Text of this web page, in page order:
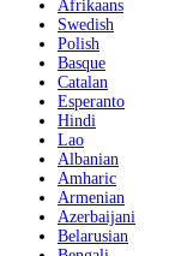
Afrikaans
Swedish
Polish
Basque
Catalan
Esperanto
Hindi
Lao
Albanian
Amharic
Armenian
Azerbaijani
Belarusian